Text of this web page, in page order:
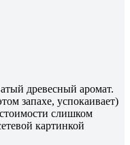
древесный аромат.
запахе, успокаивает)
слишком
картинкой